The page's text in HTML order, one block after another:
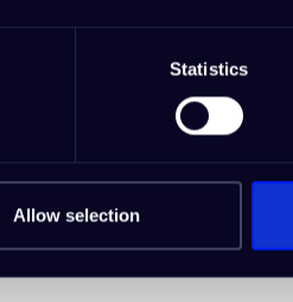
Statistics
Allow selection